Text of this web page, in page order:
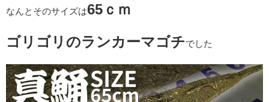
なんとそのサイズは65ｃｍ
ゴリゴリのランカーマゴチでした